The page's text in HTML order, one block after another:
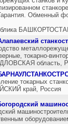
Обменный
токарно-
область,
токарных
край, Россия